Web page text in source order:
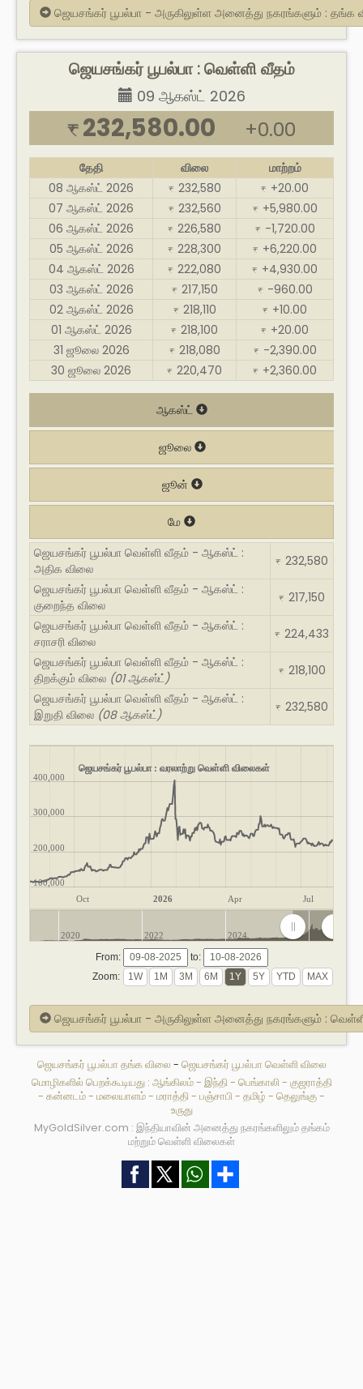
ஜெயசங்கர் பூபல்பா - அருகிலுள்ள அனைத்து நகரங்களும் : தங்க
ஜெயசங்கர் பூபல்பா : வெள்ளி வீதம்
09 ஆகஸ்ட் 2026
₹ 232,580.00 +0.00
தேதி விலை
மாற்றம்
08 ஆகஸ்ட் 2026
₹ 232,580 ₹ +20.00
07 ஆகஸ்ட் 2026
₹ 232,560 ₹ +5,980.00
06 ஆகஸ்ட் 2026
₹ 226,580 ₹ -1,720.00
05 ஆகஸ்ட் 2026
₹ 228,300 ₹ +6,220.00
04 ஆகஸ்ட் 2026
₹ 222,080 ₹ +4,930.00
03 ஆகஸ்ட் 2026
₹ 217,150 ₹ -960.00
02 ஆகஸ்ட் 2026
₹ 218,110 ₹ +10.00
01 ஆகஸ்ட் 2026
₹ 218,100 ₹ +20.00
31 ஜூலை 2026
₹ 218,080 ₹ -2,390.00
30 ஜூலை 2026
₹ 220,470 ₹ +2,360.00
ஆகஸ்ட்
ஜூலை
ஜூன்
மே
ஜெயசங்கர் பூபல்பா வெள்ளி வீதம் - ஆகஸ்ட் :
அதிக விலை
₹ 232,580
ஜெயசங்கர் பூபல்பா வெள்ளி வீதம் - ஆகஸ்ட் :
குறைந்த விலை
₹ 217,150
ஜெயசங்கர் பூபல்பா வெள்ளி வீதம் - ஆகஸ்ட் :
சராசரி விலை
₹ 224,433
ஜெயசங்கர் பூபல்பா வெள்ளி வீதம் - ஆகஸ்ட் :
திறக்கும் விலை (01 ஆகஸ்ட்) ₹ 218,100
ஜெயசங்கர் பூபல்பா வெள்ளி வீதம் - ஆகஸ்ட் :
இறுதி விலை (08 ஆகஸ்ட்) ₹ 232,580
ஜெயசங்கர் பூபல்பா : வரலாற்று வெள்ளி விலைகள்
Oct 2026 Apr Jul
100,000
200,000
300,000
400,000
2020 2022 2024 2026
From:
to:
Zoom:
ஜெயசங்கர் பூபல்பா - அருகிலுள்ள அனைத்து நகரங்களும் :
ஜெயசங்கர் பூபல்பா தங்க விலை - ஜெயசங்கர் பூபல்பா வெள்ளி விலை
மொழிகளில் பெறக்கூடியது : ஆங்கிலம்- இந்தி- பெங்காலி- குஜராத்தி
- கன்னடம்- மலையாளம்- மராத்தி- பஞ்சாபி- தமிழ் - தெலுங்கு-
உருது
MyGoldSilver.com : இந்தியாவின் அனைத்து நகரங்களிலும் தங்கம்
மற்றும் வெள்ளி விலைகள்